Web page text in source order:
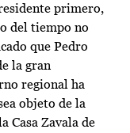
primero,
del tiempo no
que Pedro
la gran
regional ha
objeto de la
Casa Zavala de